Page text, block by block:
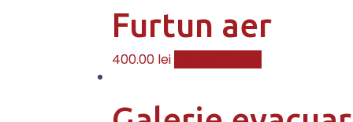
Furtun aer
400.00 lei